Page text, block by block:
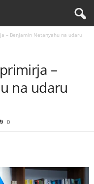
– Benjamin Netanyahu na udaru
–
na udaru
0